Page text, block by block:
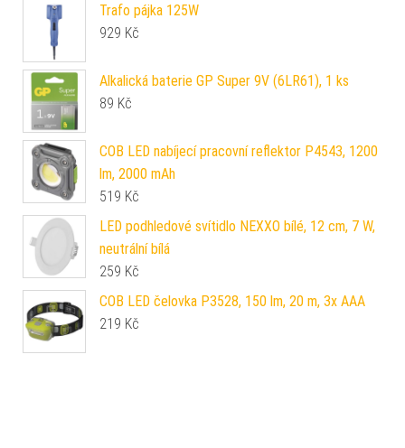
Trafo pájka 125W
929 Kč
Alkalická baterie GP Super 9V (6LR61), 1 ks
89 Kč
COB LED nabíjecí pracovní reflektor P4543, 1200
lm, 2000 mAh
519 Kč
LED podhledové svítidlo NEXXO bílé, 12 cm, 7 W,
neutrální bílá
259 Kč
COB LED čelovka P3528, 150 lm, 20 m, 3x AAA
219 Kč